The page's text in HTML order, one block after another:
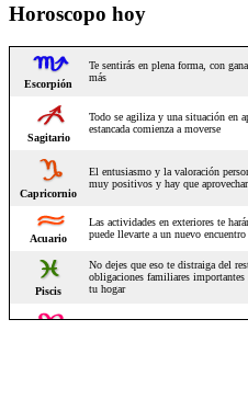
Horoscopo hoy